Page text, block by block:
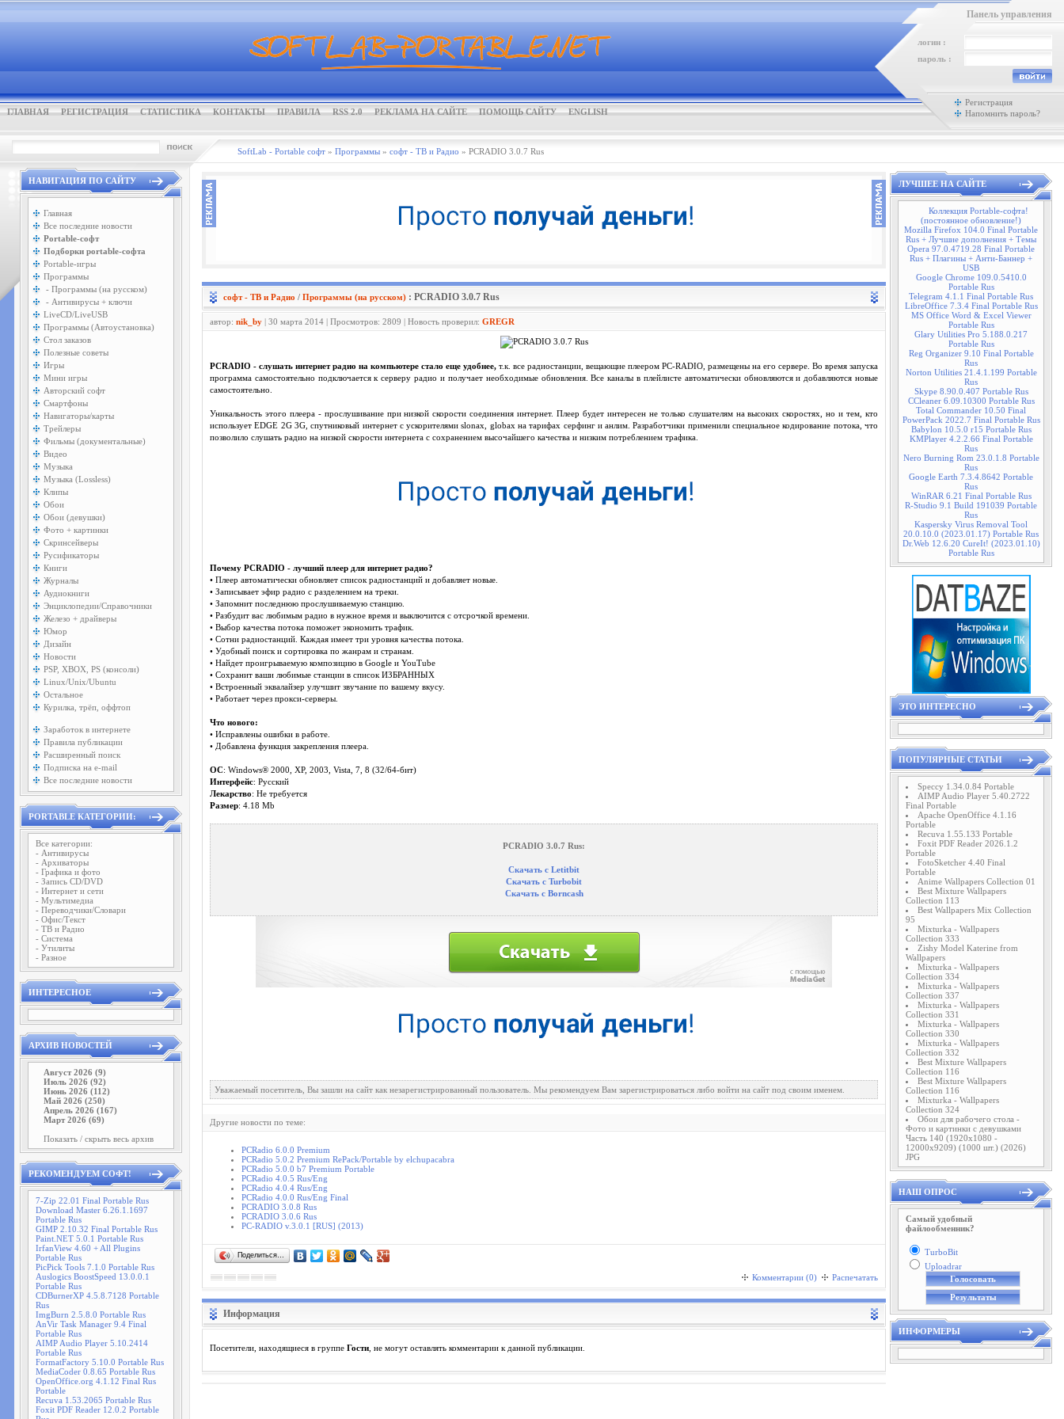
ГЛАВНАЯ РЕГИСТРАЦИЯ СТАТИСТИКА КОНТАКТЫ ПРАВИЛА RSS 2.0 РЕКЛАМА НА САЙТЕ ПОМОЩЬ САЙТУ ENGLISH
Панель управления
логин :
пароль :
Регистрация
Напомнить пароль?
SoftLab - Portable софт » Программы » софт - ТВ и Радио » PCRADIO 3.0.7 Rus
НАВИГАЦИЯ ПО САЙТУ
Главная
Все последние новости
Portable-софт
Подборки portable-софта
Portable-игры
Программы
- Программы (на русском)
- Антивирусы + ключи
LiveCD/LiveUSB
Программы (Автоустановка)
Стол заказов
Полезные советы
Игры
Мини игры
Авторский софт
Смартфоны
Навигаторы/карты
Трейлеры
Фильмы (документальные)
Видео
Музыка
Музыка (Lossless)
Клипы
Обои
Обои (девушки)
Фото + картинки
Скринсейверы
Русификаторы
Книги
Журналы
Аудиокниги
Энциклопедии/Справочники
Железо + драйверы
Юмор
Дизайн
Новости
PSP, XBOX, PS (консоли)
Linux/Unix/Ubuntu
Остальное
Курилка, трёп, оффтоп
Заработок в интернете
Правила публикации
Расширенный поиск
Подписка на e-mail
Все последние новости
PORTABLE КАТЕГОРИИ:
Все категории:
- Антивирусы
- Архиваторы
- Графика и фото
- Запись CD/DVD
- Интернет и сети
- Мультимедиа
- Переводчики/Словари
- Офис/Текст
- ТВ и Радио
- Система
- Утилиты
- Разное
ИНТЕРЕСНОЕ
АРХИВ НОВОСТЕЙ
Август 2026 (9)
Июль 2026 (92)
Июнь 2026 (112)
Май 2026 (250)
Апрель 2026 (167)
Март 2026 (69)
Показать / скрыть весь архив
РЕКОМЕНДУЕМ СОФТ!
7-Zip 22.01 Final Portable Rus
Download Master 6.26.1.1697
Portable Rus
GIMP 2.10.32 Final Portable Rus
Paint.NET 5.0.1 Portable Rus
IrfanView 4.60 + All Plugins
Portable Rus
PicPick Tools 7.1.0 Portable Rus
Auslogics BoostSpeed 13.0.0.1
Portable Rus
CDBurnerXP 4.5.8.7128 Portable
Rus
ImgBurn 2.5.8.0 Portable Rus
AnVir Task Manager 9.4 Final
Portable Rus
AIMP Audio Player 5.10.2414
Portable Rus
FormatFactory 5.10.0 Portable Rus
MediaCoder 0.8.65 Portable Rus
OpenOffice.org 4.1.12 Final Rus
Portable
Recuva 1.53.2065 Portable Rus
Foxit PDF Reader 12.0.2 Portable
софт - ТВ и Радио / Программы (на русском) : PCRADIO 3.0.7 Rus
автор: nik_by | 30 марта 2014 | Просмотров: 2809 | Новость проверил: GREGR
PCRADIO - слушать интернет радио на компьютере стало еще удобнее, т.к. все радиостанции, вещающие плеером PC-RADIO, размещены на его сервере. Во время запуска
программа самостоятельно подключается к серверу радио и получает необходимые обновления. Все каналы в плейлисте автоматически обновляются и добавляются новые
самостоятельно.
Уникальность этого плеера - прослушивание при низкой скорости соединения интернет. Плеер будет интересен не только слушателям на высоких скоростях, но и тем, кто
использует EDGE 2G 3G, cпутниковый интернет с ускорителями slonax, globax на тарифах серфинг и анлим. Разработчики применили специальное кодирование потока, что
позволило слушать радио на низкой скорости интернета с сохранением высочайшего качества и низким потреблением трафика.
Почему PCRADIO - лучший плеер для интернет радио?
• Плеер автоматически обновляет список радиостанций и добавляет новые.
• Записывает эфир радио с разделением на треки.
• Запомнит последнюю прослушиваемую станцию.
• Разбудит вас любимым радио в нужное время и выключится с отсрочкой времени.
• Выбор качества потока поможет экономить трафик.
• Сотни радиостанций. Каждая имеет три уровня качества потока.
• Удобный поиск и сортировка по жанрам и странам.
• Найдет проигрываемую композицию в Google и YouTube
• Сохранит ваши любимые станции в список ИЗБРАННЫХ
• Встроенный эквалайзер улучшит звучание по вашему вкусу.
• Работает через прокси-серверы.
Что нового:
• Исправлены ошибки в работе.
• Добавлена функция закрепления плеера.
ОС: Windows® 2000, XP, 2003, Vista, 7, 8 (32/64-бит)
Интерфейс: Русский
Лекарство: Не требуется
Размер: 4.18 Mb
PCRADIO 3.0.7 Rus:
Скачать с Letitbit
Скачать с Turbobit
Скачать с Borncash
Уважаемый посетитель, Вы зашли на сайт как незарегистрированный пользователь. Мы рекомендуем Вам зарегистрироваться либо войти на сайт под своим именем.
Другие новости по теме:
PCRadio 6.0.0 Premium
PCRadio 5.0.2 Premium RePack/Portable by elchupacabra
PCRadio 5.0.0 b7 Premium Portable
PCRadio 4.0.5 Rus/Eng
PCRadio 4.0.4 Rus/Eng
PCRadio 4.0.0 Rus/Eng Final
PCRADIO 3.0.8 Rus
PCRADIO 3.0.6 Rus
PC-RADIO v.3.0.1 [RUS] (2013)
Поделиться…
Комментарии (0) Распечатать
Информация
Посетители, находящиеся в группе Гости , не могут оставлять комментарии к данной публикации.
ЛУЧШЕЕ НА САЙТЕ
Коллекция Portable-софта!
(постоянное обновление!)
Mozilla Firefox 104.0 Final Portable
Rus + Лучшие дополнения + Темы
Opera 97.0.4719.28 Final Portable
Rus + Плагины + Анти-Баннер +
USB
Google Chrome 109.0.5410.0
Portable Rus
Telegram 4.1.1 Final Portable Rus
LibreOffice 7.3.4 Final Portable Rus
MS Office Word & Excel Viewer
Portable Rus
Glary Utilities Pro 5.188.0.217
Portable Rus
Reg Organizer 9.10 Final Portable
Rus
Norton Utilities 21.4.1.199 Portable
Rus
Skype 8.90.0.407 Portable Rus
CCleaner 6.09.10300 Portable Rus
Total Commander 10.50 Final
PowerPack 2022.7 Final Portable Rus
Babylon 10.5.0 r15 Portable Rus
KMPlayer 4.2.2.66 Final Portable
Rus
Nero Burning Rom 23.0.1.8 Portable
Rus
Google Earth 7.3.4.8642 Portable
Rus
WinRAR 6.21 Final Portable Rus
R-Studio 9.1 Build 191039 Portable
Rus
Kaspersky Virus Removal Tool
20.0.10.0 (2023.01.17) Portable Rus
Dr.Web 12.6.20 CureIt! (2023.01.10)
Portable Rus
ЭТО ИНТЕРЕСНО
ПОПУЛЯРНЫЕ СТАТЬИ
Speccy 1.34.0.84 Portable
AIMP Audio Player 5.40.2722
Final Portable
Apache OpenOffice 4.1.16
Portable
Recuva 1.55.133 Portable
Foxit PDF Reader 2026.1.2
Portable
FotoSketcher 4.40 Final
Portable
Anime Wallpapers Collection 01
Best Mixture Wallpapers
Collection 113
Best Wallpapers Mix Collection
95
Mixturka - Wallpapers
Collection 333
Zishy Model Katerine from
Wallpapers
Mixturka - Wallpapers
Collection 334
Mixturka - Wallpapers
Collection 337
Mixturka - Wallpapers
Collection 331
Mixturka - Wallpapers
Collection 330
Mixturka - Wallpapers
Collection 332
Best Mixture Wallpapers
Collection 116
Best Mixture Wallpapers
Collection 116
Mixturka - Wallpapers
Collection 324
Обои для рабочего стола -
Фото и картинки с девушками
Часть 140 (1920x1080 -
12000x9209) (1000 шт.) (2026)
JPG
НАШ ОПРОС
Самый удобный
файлообменник?
TurboBit
Uploadrar
ИНФОРМЕРЫ